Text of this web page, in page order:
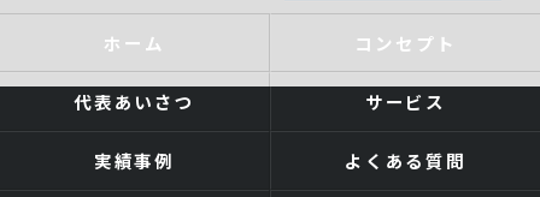
ホーム コンセプト
代表あいさつ サービス
実績事例 よくある質問